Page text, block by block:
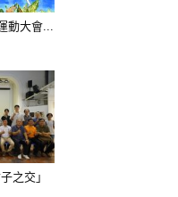
動大會...
之交」